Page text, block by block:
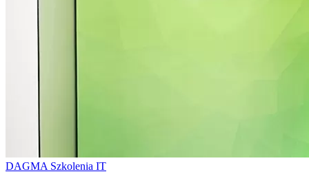
DAGMA Szkolenia IT